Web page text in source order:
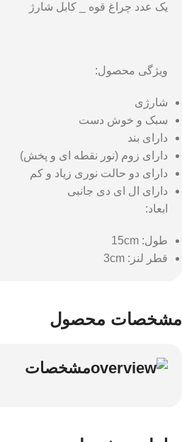
یک عدد چراغ قوه _ کابل شارژ
ویژگی محصول:
شارژی
سبک و خوش دست
دارای بند
دارای زوم (نور نقطه ای و پخش)
دارای دو حالت نوری زیاد و کم
دارای ال ای دی جانبی
ابعاد:
طول: 15cm
قطر لنز: 3cm
مشخصات محصول
مشخصات